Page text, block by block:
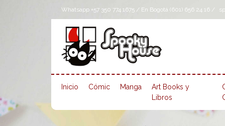
Whatsapp +57 350 774 1675 / En Bogotá (601) 656 24 16 /
Inicio Cómic Manga
Art Books y
Libros